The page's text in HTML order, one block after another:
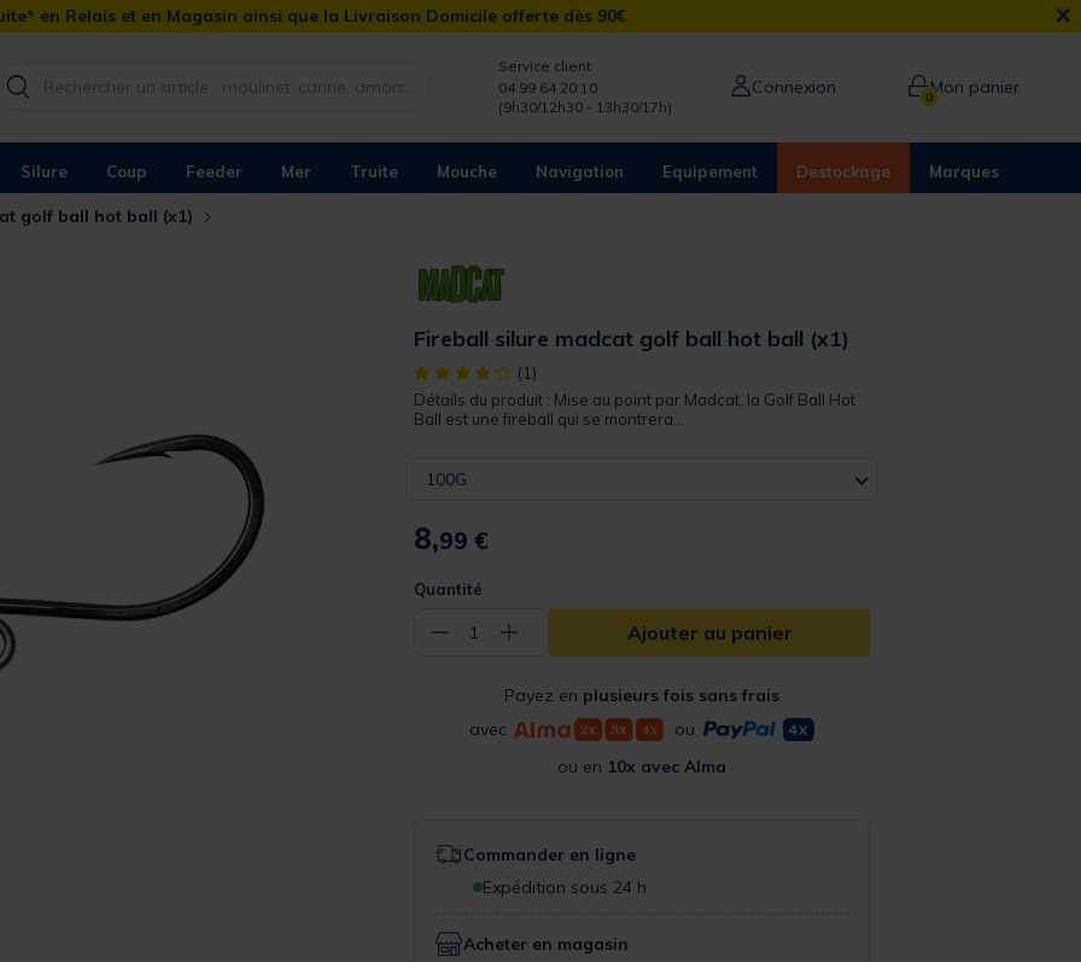
en Relais et en Magasin ainsi que la Livraison Domicile offerte dès 90€ ×
Service client
04 99 64 20 10
(9h30/12h30 - 13h30/17h)
Connexion 0Mon panier
Silure Coup Feeder Mer Truite Mouche Navigation Equipement Destockage Marques
golf ball hot ball (x1)
Fireball silure madcat golf ball hot ball (x1)
[object Object] out of 5 Customer Rating
(1)
Détails du produit : Mise au point par Madcat, la Golf Ball Hot
Ball est une fireball qui se montrera...
100G
8,99 €
Quantité
− 1 + Ajouter au panier
Payez en plusieurs fois sans frais
avec
ou
ou en 10x avec Alma
Commander en ligne
Expédition sous 24 h
Acheter en magasin